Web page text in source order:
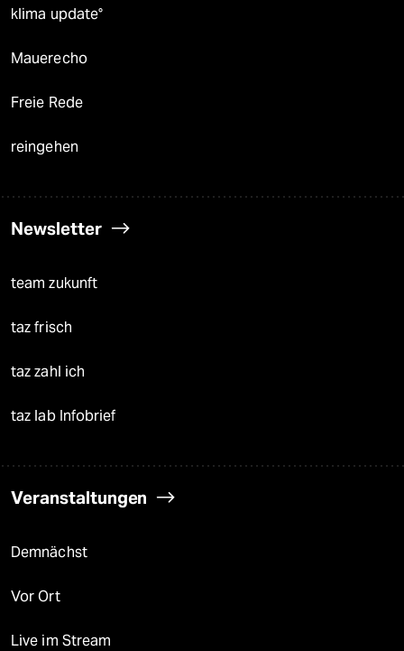
klima update°
Mauerecho
Freie Rede
reingehen
Newsletter
team zukunft
taz frisch
taz zahl ich
taz lab Infobrief
Veranstaltungen
Demnächst
Vor Ort
Live im Stream